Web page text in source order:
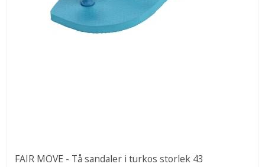
FAIR MOVE - Tå sandaler i turkos storlek 43